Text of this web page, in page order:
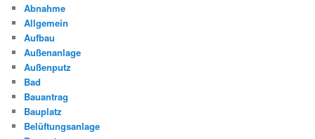
Abnahme
Allgemein
Aufbau
Außenanlage
Außenputz
Bad
Bauantrag
Bauplatz
Belüftungsanlage